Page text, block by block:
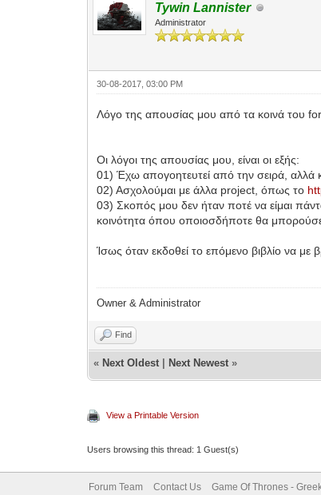
Tywin Lannister
Administrator
30-08-2017, 03:00 PM
Λόγο της απουσίας μου από τα κοινά του
Οι λόγοι της απουσίας μου, είναι οι εξής:
01) Έχω απογοητευτεί από την σειρά, αλλά
02) Ασχολούμαι με άλλα project, όπως το
03) Σκοπός μου δεν ήταν ποτέ να είμαι
κοινότητα όπου οποιοσδήποτε θα
Ίσως όταν εκδοθεί το επόμενο βιβλίο να με
Owner & Administrator
Find
« Next Oldest Next Newest »
View a Printable Version
Users browsing this thread: 1 Guest(s)
Forum Team Contact Us Game Of Thrones -